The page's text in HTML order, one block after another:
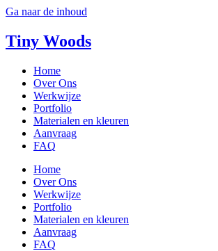
Ga naar de inhoud
Tiny Woods
Home
Over Ons
Werkwijze
Portfolio
Materialen en kleuren
Aanvraag
FAQ
Home
Over Ons
Werkwijze
Portfolio
Materialen en kleuren
Aanvraag
FAQ